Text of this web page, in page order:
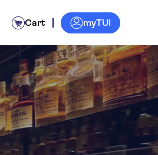
Cart myTUI